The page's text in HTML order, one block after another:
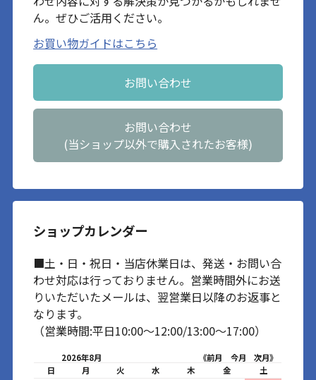
ん。ぜひご活用ください。
お買い物ガイドはこちら
お問い合わせ
お問い合わせ
(当ショップ以外で購入されたお客様)
ショップカレンダー
■土・日・祝日・当店休業日は、発送・お問い合
わせ対応は行っておりません。営業時間外にお送
りいただいたメールは、翌営業日以降のお返事と
なります。
（営業時間:平日10:00～12:00/13:00～17:00）
2026年8月 《前月 今月
次月》
日
月 火 水 木 金 土